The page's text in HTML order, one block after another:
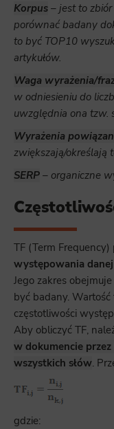
Korpus – jest to
porównać badany
to być TOP10
artykułów.
Waga wyrażenia/
w odniesieniu do
uwzględnia ona tzw.
Wyrażenia
zwiększają/określają
SERP – organiczne
TF (Term
występowania
Jego zakres
być badany.
częstotliwości
Aby obliczyć TF,
w dokumencie
wszystkich słów.
gdzie: